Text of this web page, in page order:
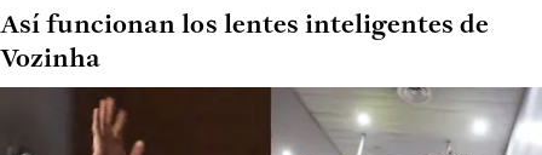
Así funcionan los lentes inteligentes de
Vozinha